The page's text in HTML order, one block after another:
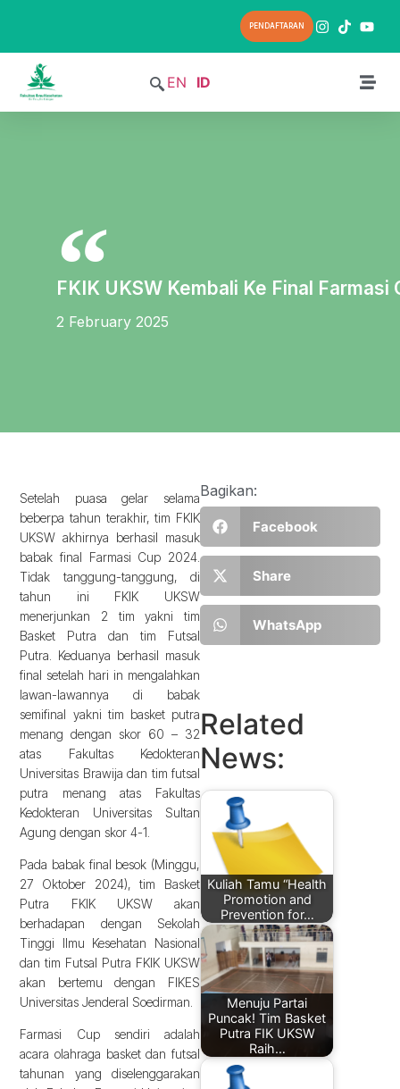
PENDAFTARAN
EN ID
FKIK UKSW Kembali Ke Final Farmasi
2 February 2025
Setelah puasa gelar selama
beberpa tahun terakhir, tim FKIK
UKSW akhirnya berhasil masuk
babak final Farmasi Cup 2024.
Tidak tanggung-tanggung, di
tahun ini FKIK UKSW
menerjunkan 2 tim yakni tim
Basket Putra dan tim Futsal
Putra. Keduanya berhasil masuk
final setelah hari in mengalahkan
lawan-lawannya di babak
semifinal yakni tim basket putra
menang dengan skor 60 – 32
atas Fakultas Kedokteran
Universitas Brawija dan tim futsal
putra menang atas Fakultas
Kedokteran Universitas Sultan
Agung dengan skor 4-1.
Pada babak final besok (Minggu,
27 Oktober 2024), tim Basket
Putra FKIK UKSW akan
berhadapan dengan Sekolah
Tinggi Ilmu Kesehatan Nasional
dan tim Futsal Putra FKIK UKSW
akan bertemu dengan FIKES
Universitas Jenderal Soedirman.
Farmasi Cup sendiri adalah
acara olahraga basket dan futsal
tahunan yang diselenggarakan
Bagikan:
Facebook
Share
WhatsApp
Related
News:
Kuliah Tamu “Health
Promotion and
Prevention for…
Menuju Partai
Puncak! Tim Basket
Putra FIK UKSW
Raih…